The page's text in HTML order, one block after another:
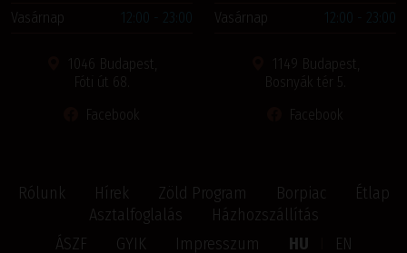
Vasárnap
12:00 - 23:00
1046 Budapest,
Fóti út 68.
Facebook
Vasárnap
12:00 - 23:00
1149 Budapest,
Bosnyák tér 5.
Facebook
Rólunk Hírek Zöld Program Borpiac
Étlap
Asztalfoglalás
Házhozszállítás
ÁSZF
GYIK Impresszum HU EN